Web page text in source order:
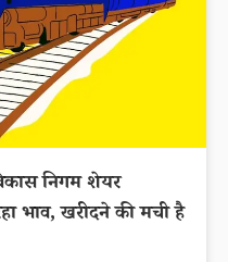
निगम शेयर
भाव, खरीदने की मची है